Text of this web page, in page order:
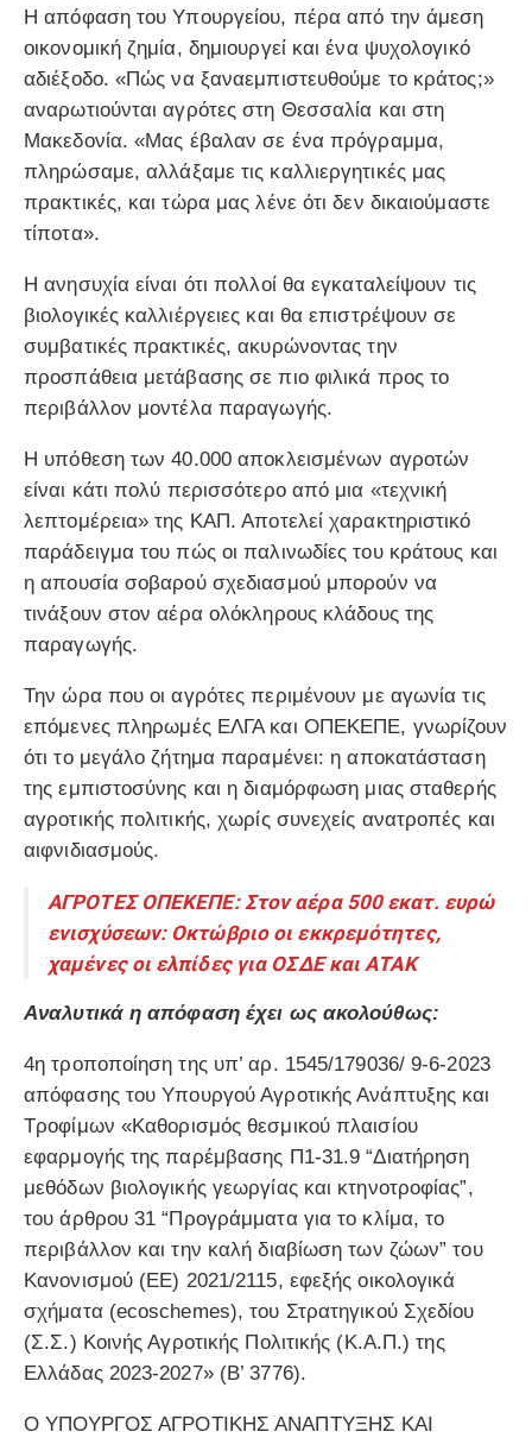
Η απόφαση του Υπουργείου, πέρα από την άμεση
οικονομική ζημία, δημιουργεί και ένα ψυχολογικό
αδιέξοδο. «Πώς να ξαναεμπιστευθούμε το κράτος;»
αναρωτιούνται αγρότες στη Θεσσαλία και στη
Μακεδονία. «Μας έβαλαν σε ένα πρόγραμμα,
πληρώσαμε, αλλάξαμε τις καλλιεργητικές μας
πρακτικές, και τώρα μας λένε ότι δεν δικαιούμαστε
τίποτα».
Η ανησυχία είναι ότι πολλοί θα εγκαταλείψουν τις
βιολογικές καλλιέργειες και θα επιστρέψουν σε
συμβατικές πρακτικές, ακυρώνοντας την
προσπάθεια μετάβασης σε πιο φιλικά προς το
περιβάλλον μοντέλα παραγωγής.
Η υπόθεση των 40.000 αποκλεισμένων αγροτών
είναι κάτι πολύ περισσότερο από μια «τεχνική
λεπτομέρεια» της ΚΑΠ. Αποτελεί χαρακτηριστικό
παράδειγμα του πώς οι παλινωδίες του κράτους και
η απουσία σοβαρού σχεδιασμού μπορούν να
τινάξουν στον αέρα ολόκληρους κλάδους της
παραγωγής.
Την ώρα που οι αγρότες περιμένουν με αγωνία τις
επόμενες πληρωμές ΕΛΓΑ και ΟΠΕΚΕΠΕ, γνωρίζουν
ότι το μεγάλο ζήτημα παραμένει: η αποκατάσταση
της εμπιστοσύνης και η διαμόρφωση μιας σταθερής
αγροτικής πολιτικής, χωρίς συνεχείς ανατροπές και
αιφνιδιασμούς.
ΑΓΡΟΤΕΣ ΟΠΕΚΕΠΕ: Στον αέρα 500 εκατ. ευρώ
ενισχύσεων: Οκτώβριο οι εκκρεμότητες,
χαμένες οι ελπίδες για ΟΣΔΕ και ΑΤΑΚ
Αναλυτικά η απόφαση έχει ως ακολούθως:
4η τροποποίηση της υπ’ αρ. 1545/179036/ 9-6-2023
απόφασης του Υπουργού Αγροτικής Ανάπτυξης και
Τροφίμων «Καθορισμός θεσμικού πλαισίου
εφαρμογής της παρέμβασης Π1-31.9 “Διατήρηση
μεθόδων βιολογικής γεωργίας και κτηνοτροφίας”,
του άρθρου 31 “Προγράμματα για το κλίμα, το
περιβάλλον και την καλή διαβίωση των ζώων” του
Κανονισμού (ΕΕ) 2021/2115, εφεξής οικολογικά
σχήματα (ecoschemes), του Στρατηγικού Σχεδίου
(Σ.Σ.) Κοινής Αγροτικής Πολιτικής (Κ.Α.Π.) της
Ελλάδας 2023-2027» (Β’ 3776).
Ο ΥΠΟΥΡΓΟΣ ΑΓΡΟΤΙΚΗΣ ΑΝΑΠΤΥΞΗΣ ΚΑΙ